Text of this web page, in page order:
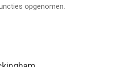
opgenomen.